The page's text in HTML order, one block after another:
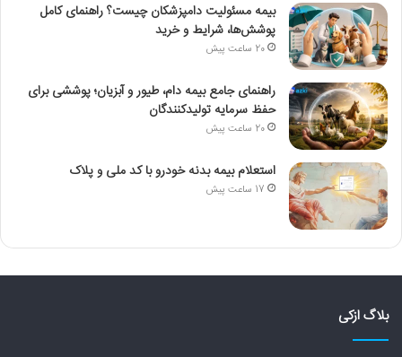
بیمه مسئولیت دامپزشکان چیست؟ راهنمای کامل
پوشش‌ها، شرایط و خرید
20 ساعت پیش
راهنمای جامع بیمه دام، طیور و آبزیان؛ پوششی برای
حفظ سرمایه تولیدکنندگان
20 ساعت پیش
استعلام بیمه بدنه خودرو با کد ملی و پلاک
17 ساعت پیش
بلاگ ازکی